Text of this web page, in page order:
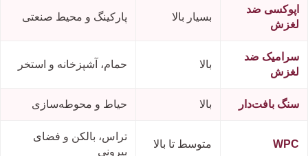
اپوکسی ضد
لغزش
بسیار بالا پارکینگ و محیط صنعتی
سرامیک ضد
لغزش
بالا حمام، آشپزخانه و استخر
سنگ بافت‌دار بالا حیاط و محوطه‌سازی
WPC متوسط تا بالا
تراس، بالکن و فضای
بیرونی